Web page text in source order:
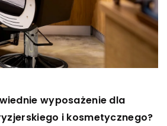
wyposażenie dla
i kosmetycznego?